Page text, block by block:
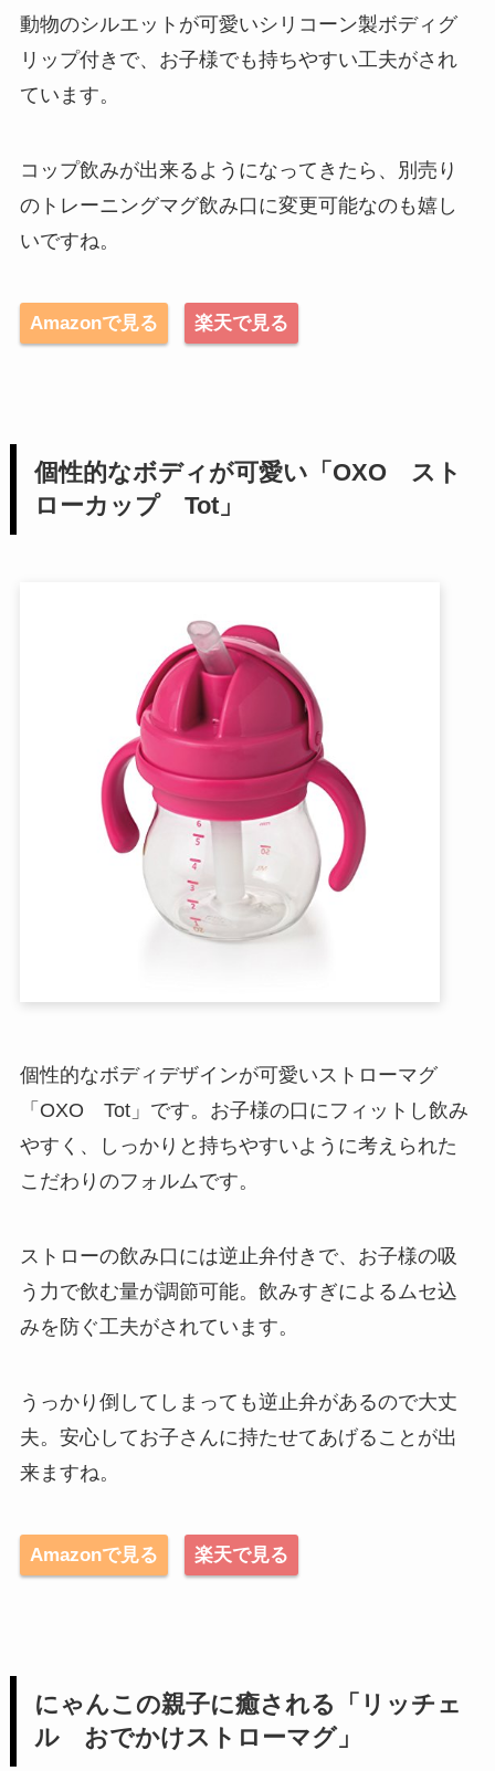
動物のシルエットが可愛いシリコーン製ボディグ
リップ付きで、お子様でも持ちやすい工夫がされ
ています。
コップ飲みが出来るようになってきたら、別売り
のトレーニングマグ飲み口に変更可能なのも嬉し
いですね。
Amazonで見る 楽天で見る
個性的なボディが可愛い「OXO スト
ローカップ Tot」
個性的なボディデザインが可愛いストローマグ
「OXO Tot」です。お子様の口にフィットし飲み
やすく、しっかりと持ちやすいように考えられた
こだわりのフォルムです。
ストローの飲み口には逆止弁付きで、お子様の吸
う力で飲む量が調節可能。飲みすぎによるムセ込
みを防ぐ工夫がされています。
うっかり倒してしまっても逆止弁があるので大丈
夫。安心してお子さんに持たせてあげることが出
来ますね。
Amazonで見る 楽天で見る
にゃんこの親子に癒される「リッチェ
ル おでかけストローマグ」